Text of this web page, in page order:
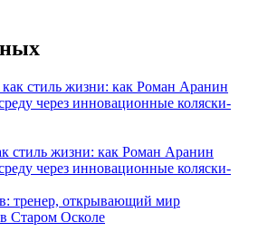
стиль жизни: как Роман Аранин
через инновационные коляски-